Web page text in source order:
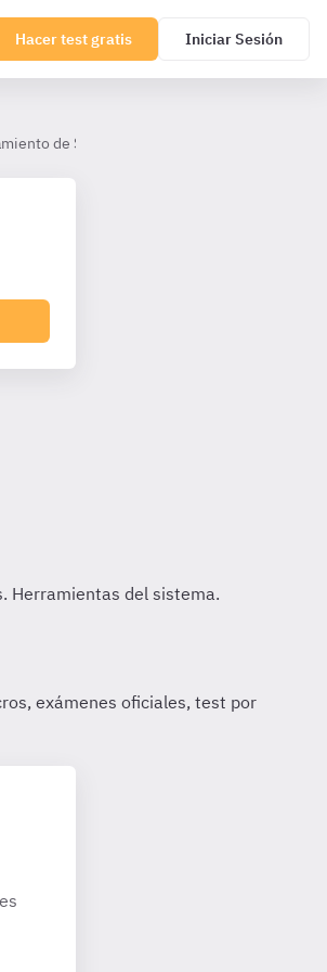
Hacer test gratis Iniciar Sesión
de Sevilla